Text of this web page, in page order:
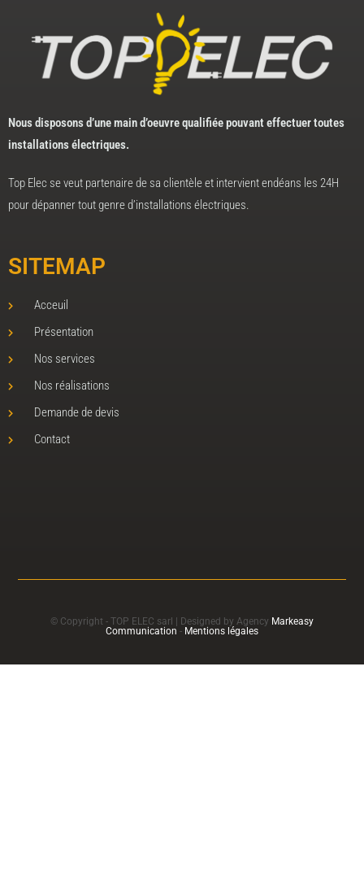
Nous disposons d’une main d’oeuvre qualifiée pouvant effectuer toutes
installations électriques.
Top Elec se veut partenaire de sa clientèle et intervient endéans les 24H
pour dépanner tout genre d’installations électriques.
SITEMAP
Acceuil
Présentation
Nos services
Nos réalisations
Demande de devis
Contact
© Copyright - TOP ELEC sarl | Designed by Agency Markeasy
Communication - Mentions légales